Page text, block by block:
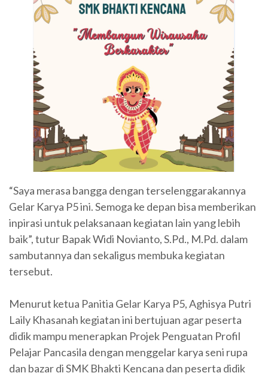
“Saya merasa bangga dengan terselenggarakannya
Gelar Karya P5 ini. Semoga ke depan bisa memberikan
inpirasi untuk pelaksanaan kegiatan lain yang lebih
baik”, tutur Bapak Widi Novianto, S.Pd., M.Pd. dalam
sambutannya dan sekaligus membuka kegiatan
tersebut.
Menurut ketua Panitia Gelar Karya P5, Aghisya Putri
Laily Khasanah kegiatan ini bertujuan agar peserta
didik mampu menerapkan Projek Penguatan Profil
Pelajar Pancasila dengan menggelar karya seni rupa
dan bazar di SMK Bhakti Kencana dan peserta didik